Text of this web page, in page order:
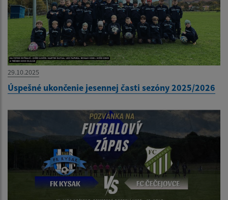
29.10.2025
Úspešné ukončenie jesennej časti sezóny 2025/2026